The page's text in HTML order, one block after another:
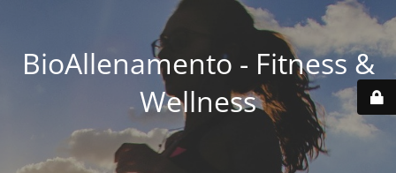
BioAllenamento - Fitness &
Wellness